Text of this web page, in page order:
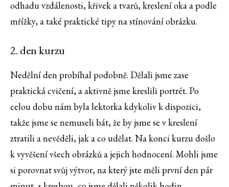
odhadu vzdálenosti, křivek a tvarů, kreslení oka a podle
mřížky, a také praktické tipy na stínování obrázku.
2. den kurzu
Nedělní den probíhal podobně. Dělali jsme zase
praktická cvičení, a aktivně jsme kreslili portrét. Po
celou dobu nám byla lektorka kdykoliv k dispozici,
takže jsme se nemuseli bát, že by jsme se v kreslení
ztratili a nevěděli, jak a co udělat. Na konci kurzu došlo
k vyvěšení všech obrázků a jejich hodnocení. Mohli jsme
si porovnat svůj výtvor, na který jste měli první den pár